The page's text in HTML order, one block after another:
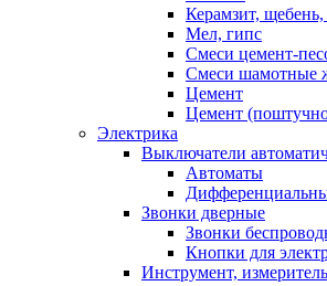
Керамзит, щебень,
Мел, гипс
Смеси цемент-
Смеси шамотные
Цемент
Цемент
Электрика
Выключатели
Автоматы
Звонки дверные
Звонки
Кнопки для
Инструмент,